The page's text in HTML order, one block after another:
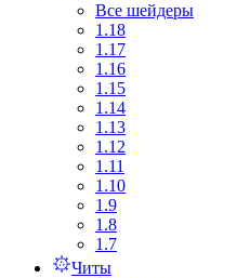
Все шейдеры
1.18
1.17
1.16
1.15
1.14
1.13
1.12
1.11
1.10
1.9
1.8
1.7
Читы